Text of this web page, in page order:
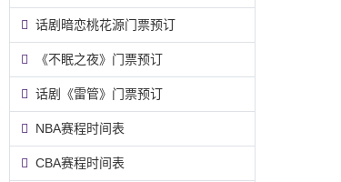
话剧暗恋桃花源门票预订
《不眠之夜》门票预订
话剧《雷管》门票预订
NBA赛程时间表
CBA赛程时间表